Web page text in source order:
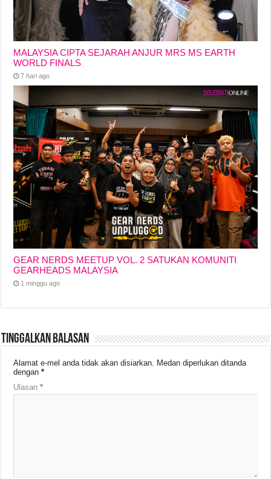
MALAYSIA CIPTA SEJARAH ANJUR MRS MS EARTH
WORLD FINALS
7 hari ago
GEAR NERDS MEETUP VOL. 2 SATUKAN KOMUNITI
GEARHEADS MALAYSIA
1 minggu ago
Tinggalkan Balasan
Alamat e-mel anda tidak akan disiarkan. Medan diperlukan ditanda
dengan*
Ulasan*